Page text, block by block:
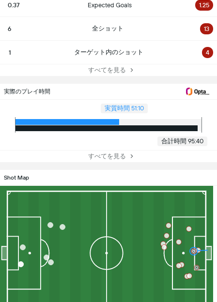
0.37 Expected Goals 1.25
6 全ショット 13
1 ターゲット内のショット 4
すべてを見る
実際のプレイ時間
実質時間 51:10
合計時間 95:40
すべてを見る
Shot Map